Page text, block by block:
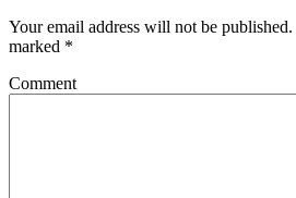
Your email address will not be published.
marked *
Comment